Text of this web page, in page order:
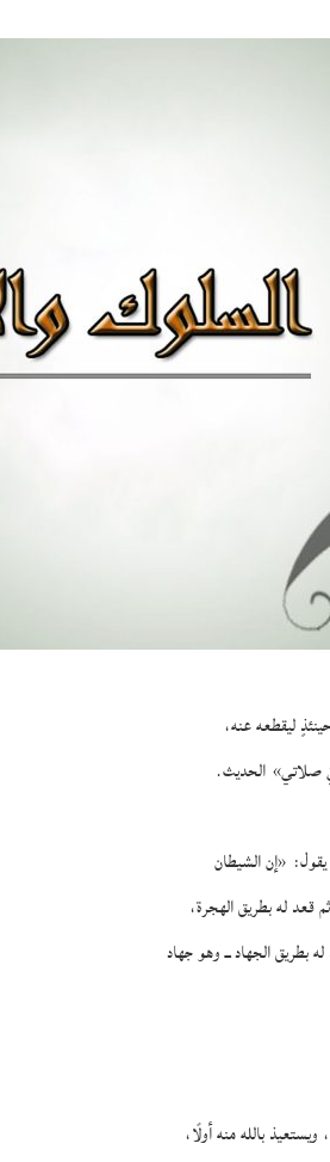
ليقطعه عنه،
صلاتي» الحديث.
«إن الشيطان
قعد له بطريق الهجرة،
بطريق الجهاد ــ وهو جهاد
بالله منه أولًا،